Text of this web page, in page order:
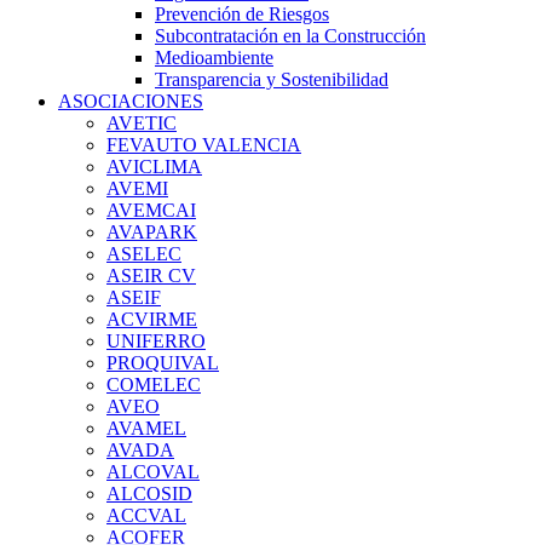
Prevención de Riesgos
Subcontratación en la Construcción
Medioambiente
Transparencia y Sostenibilidad
ASOCIACIONES
AVETIC
FEVAUTO VALENCIA
AVICLIMA
AVEMI
AVEMCAI
AVAPARK
ASELEC
ASEIR CV
ASEIF
ACVIRME
UNIFERRO
PROQUIVAL
COMELEC
AVEO
AVAMEL
AVADA
ALCOVAL
ALCOSID
ACCVAL
ACOFER